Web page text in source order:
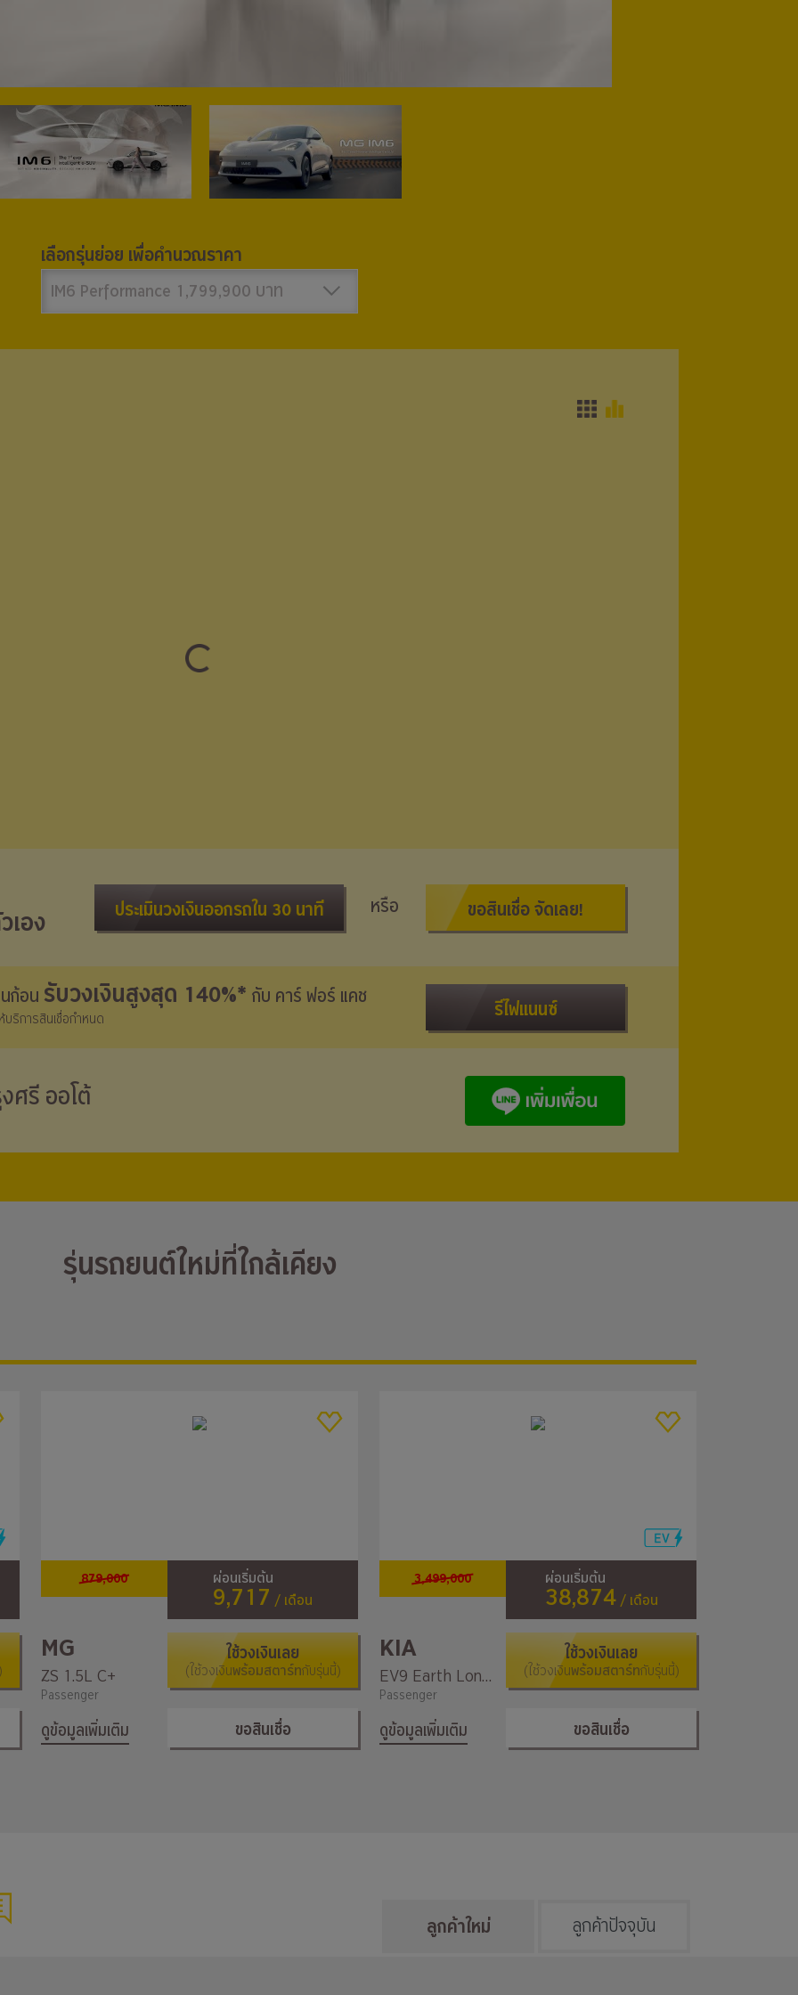
เลือกรุ่นย่อย เพื่อคำนวณราคา
IM6 Performance 1,799,900 บาท
เอง ประเมินวงเงินออกรถใน 30 นาที หรือ ขอสินเชื่อ จัดเลย!
ก้อน รับวงเงินสูงสุด 140%* กับ คาร์ ฟอร์ แคช
ห้บริการสินเชื่อกำหนด รีไฟแนนซ์
ศรี ออโต้
รุ่นรถยนต์ใหม่ที่ใกล้เคียง
879,000 ผ่อนเริ่มต้น
9,717 / เดือน
MG
ZS 1.5L C+
Passenger
ดูข้อมูลเพิ่มเติม
ใช้วงเงินเลย
(ใช้วงเงินพร้อมสตาร์ทกับรุ่นนี้)
ขอสินเชื่อ
3,499,000 ผ่อนเริ่มต้น
38,874/ เดือน
KIA
EV9 Earth Long Range
Passenger
ดูข้อมูลเพิ่มเติม
ใช้วงเงินเลย
(ใช้วงเงินพร้อมสตาร์ทกับรุ่นนี้)
ขอสินเชื่อ
ลูกค้าใหม่ ลูกค้าปัจจุบัน